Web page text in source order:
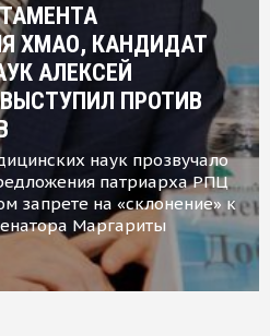
ХМАО, КАНДИДАТ
АЛЕКСЕЙ
ПРОТИВ
наук прозвучало
патриарха РПЦ
запрете на «склонение» к
Маргариты